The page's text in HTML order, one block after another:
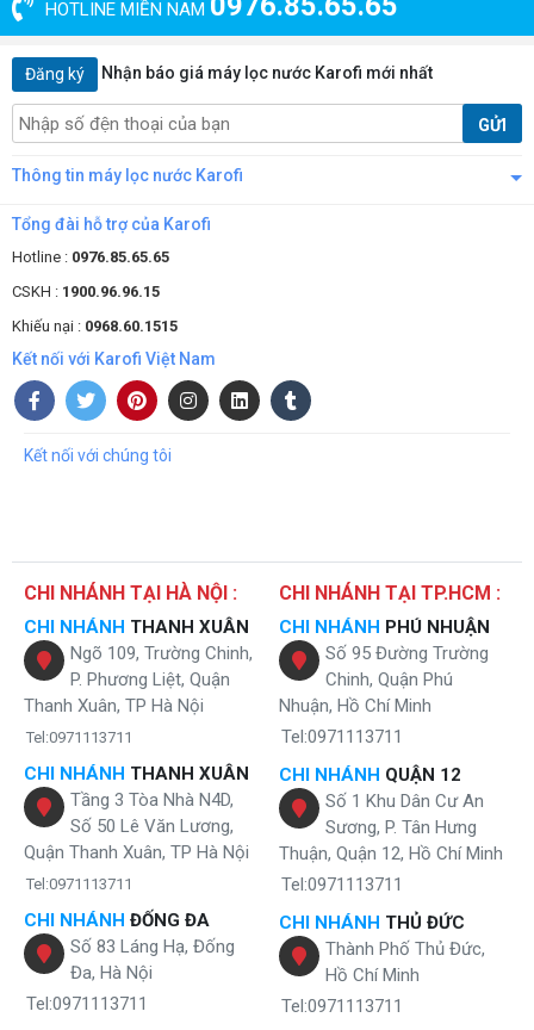
Thiết kế tinh tế và phù hợp với không gian hiện đại
sử dụng
dàng lựa chọn loại nước phù hợp với từng nhu cầu chỉ bằng
thao tác đơn giản. Sản phẩm được trang bị ba vòi riêng biệt
cùng hệ thống đèn LED hiển thị thông minh giúp nhận biết
nhanh chóng nhiệt độ nước. Với thiết kế này, người dùng có thể
lấy nước cùng lúc ở nhiều chế độ khác nhau, rất tiện lợi cho gia
đình đông người hoặc văn phòng làm việc.
HOTLINE MIỀN NAM
Đăng ký Nhận báo giá máy lọc nước Karofi mới nhất
GỬI
Thông tin máy lọc nước Karofi
Tổng đài hỗ trợ của Karofi
Hotline : 0976.85.65.65
CSKH : 1900.96.96.15
Khiếu nại : 0968.60.1515
Kết nối với Karofi Việt Nam
Kết nối với chúng tôi
CHI NHÁNH TẠI HÀ NỘI :
CHI NHÁNH THANH XUÂN
Ngõ 109, Trường Chinh,
P. Phương Liệt, Quận
Thanh Xuân, TP Hà Nội
Tel:0971113711
CHI NHÁNH THANH XUÂN
Tầng 3 Tòa Nhà N4D,
Số 50 Lê Văn Lương,
Quận Thanh Xuân, TP Hà Nội
Tel:0971113711
CHI NHÁNH ĐỐNG ĐA
Số 83 Láng Hạ, Đống
Đa, Hà Nội
Tel:0971113711
CHI NHÁNH TẠI TP.HCM :
CHI NHÁNH PHÚ NHUẬN
Số 95 Đường Trường
Chinh, Quận Phú
Nhuận, Hồ Chí Minh
Tel:0971113711
CHI NHÁNH QUẬN 12
Số 1 Khu Dân Cư An
Sương, P. Tân Hưng
Thuận, Quận 12, Hồ Chí Minh
Tel:0971113711
CHI NHÁNH THỦ ĐỨC
Thành Phố Thủ Đức,
Hồ Chí Minh
Tel:0971113711